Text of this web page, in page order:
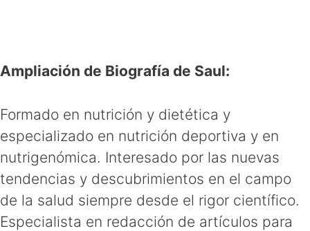
Ampliación de Biografía de Saul:
Formado en nutrición y dietética y
especializado en nutrición deportiva y en
nutrigenómica. Interesado por las nuevas
tendencias y descubrimientos en el campo
de la salud siempre desde el rigor científico.
Especialista en redacción de artículos para